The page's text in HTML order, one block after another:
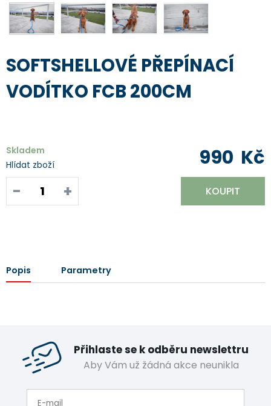
Popis Parametry
SOFTSHELLOVÉ PŘEPÍNACÍ
VODÍTKO FCB 200CM
Skladem
Hlídat zboží 990 Kč
- + KOUPIT
Přihlaste se k odběru newslettru
Aby Vám už žádná akce neunikla